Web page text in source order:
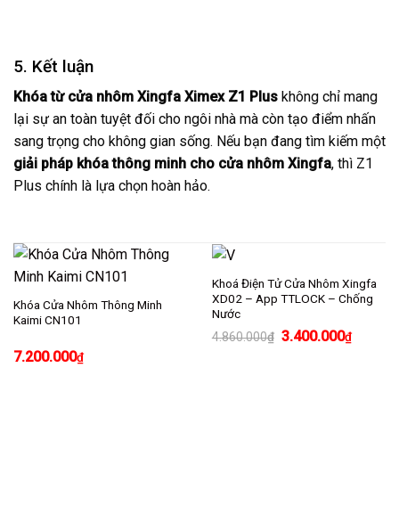
5. Kết luận
Khóa từ cửa nhôm Xingfa Ximex Z1 Plus không chỉ mang
lại sự an toàn tuyệt đối cho ngôi nhà mà còn tạo điểm nhấn
sang trọng cho không gian sống. Nếu bạn đang tìm kiếm một
giải pháp khóa thông minh cho cửa nhôm Xingfa, thì Z1
Plus chính là lựa chọn hoàn hảo.
Khóa Cửa Nhôm Thông Minh
Kaimi CN101
7.200.000₫
Khoá Điện Tử Cửa Nhôm Xingfa
XD02 – App TTLOCK – Chống
Nước
4.860.000₫ Giá
3.400.000₫Giá
hiện